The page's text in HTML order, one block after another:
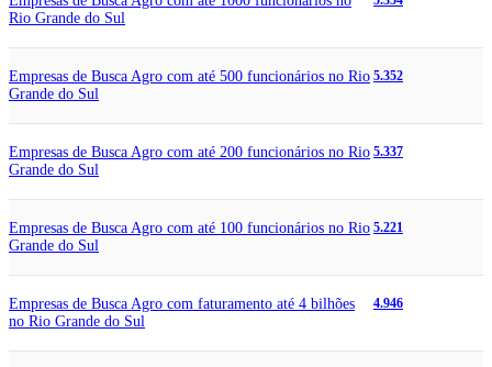
Rio Grande do Sul
Empresas de Busca Agro com até 500 funcionários no Rio
Grande do Sul
5.352
Empresas de Busca Agro com até 200 funcionários no Rio
Grande do Sul
5.337
Empresas de Busca Agro com até 100 funcionários no Rio
Grande do Sul
5.221
Empresas de Busca Agro com faturamento até 4 bilhões
no Rio Grande do Sul
4.946